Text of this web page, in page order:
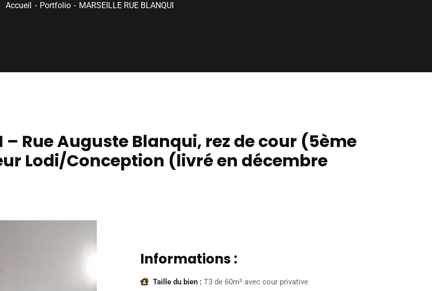
Accueil Portfolio MARSEILLE RUE BLANQUI
– Rue Auguste Blanqui, rez de cour (5ème
Lodi/Conception (livré en décembre
Informations :
Taille du bien : T3 de 60m² avec cour privative